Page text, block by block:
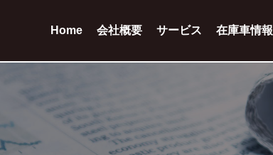
Home 会社概要 サービス 在庫車情報